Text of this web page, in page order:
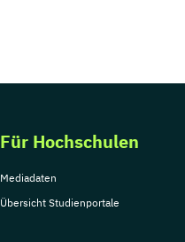
Für Hochschulen
Mediadaten
Übersicht Studienportale